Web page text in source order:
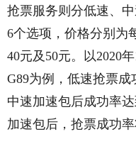
抢票服务则分低速、
6个选项，价格分别为
40元及50元。以2020
G89为例，低速抢票成
中速加速包后成功率
加速包后，抢票成功率